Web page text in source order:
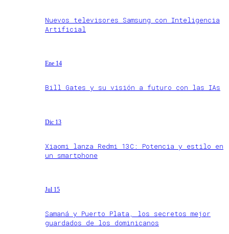
Nuevos televisores Samsung con Inteligencia
Artificial
Ene 14
Bill Gates y su visión a futuro con las IAs
Dic 13
Xiaomi lanza Redmi 13C: Potencia y estilo en
un smartphone
Jul 15
Samaná y Puerto Plata, los secretos mejor
guardados de los dominicanos